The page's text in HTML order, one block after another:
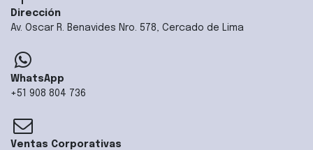
Dirección
Av. Oscar R. Benavides Nro. 578, Cercado de Lima
WhatsApp
+51 908 804 736
Ventas Corporativas